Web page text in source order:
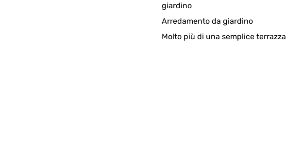
giardino
Arredamento da giardino
Molto più di una semplice terrazza